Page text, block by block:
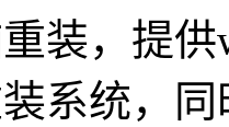
装，提
系统，